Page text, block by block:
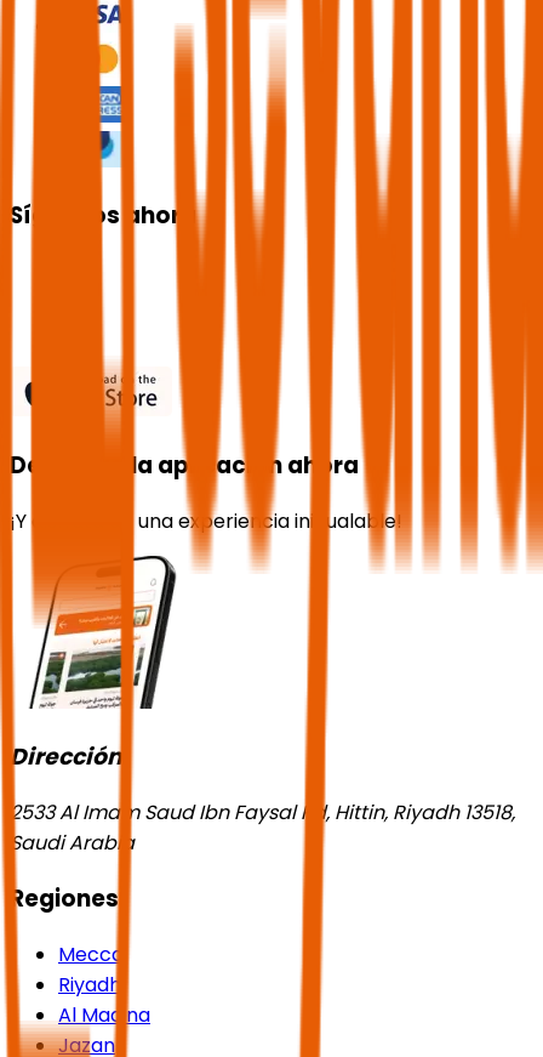
Síguenos ahora
Descarga la aplicación ahora
¡Y disfruta de una experiencia inigualable!
Dirección
2533 Al Imam Saud Ibn Faysal Rd, Hittin, Riyadh 13518,
Saudi Arabia
Regiones
Mecca
Riyadh
Al Madina
Jazan